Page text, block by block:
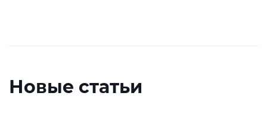
Новые статьи